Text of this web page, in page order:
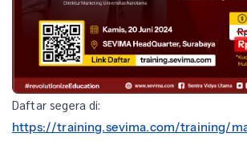
Daftar segera di:
https://training.sevima.com/training/